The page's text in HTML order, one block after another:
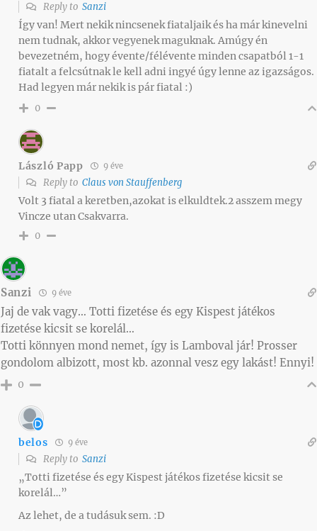
Reply to Sanzi
Így van! Mert nekik nincsenek fiataljaik és ha már kinevelni
nem tudnak, akkor vegyenek maguknak. Amúgy én
bevezetném, hogy évente/félévente minden csapatból 1-1
fiatalt a felcsútnak le kell adni ingyé úgy lenne az igazságos.
Had legyen már nekik is pár fiatal :)
0
László Papp 9 éve
Reply to Claus von Stauffenberg
Volt 3 fiatal a keretben,azokat is elkuldtek.2 asszem megy
Vincze utan Csakvarra.
0
Sanzi 9 éve
Jaj de vak vagy… Totti fizetése és egy Kispest játékos
fizetése kicsit se korelál…
Totti könnyen mond nemet, így is Lamboval jár! Prosser
gondolom albizott, most kb. azonnal vesz egy lakást! Ennyi!
0
belos 9 éve
Reply to Sanzi
„Totti fizetése és egy Kispest játékos fizetése kicsit se
korelál…”
Az lehet, de a tudásuk sem. :D